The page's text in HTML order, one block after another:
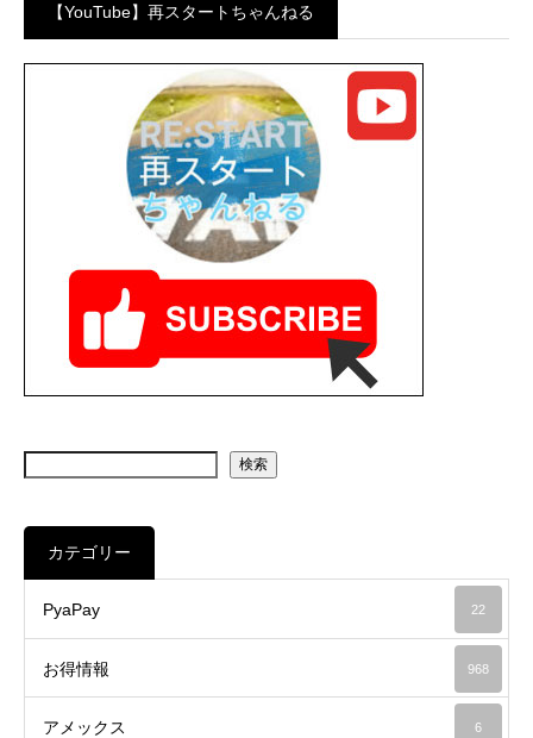
【YouTube】再スタートちゃんねる
検索
カテゴリー
PyaPay 22
お得情報 968
アメックス 6